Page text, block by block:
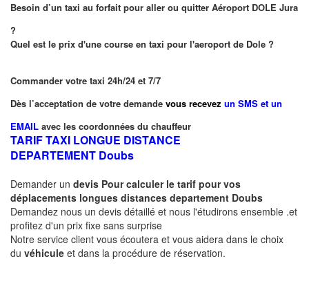
Besoin d’un taxi au forfait pour aller ou quitter Aéroport DOLE Jura
?
Quel est le prix d'une course en taxi pour l'aeroport de Dole ?
Commander votre taxi 24h/24 et 7/7
Dès l’acceptation de votre demande vous recevez un SMS et un
EMAIL avec les coordonnées du chauffeur
TARIF TAXI LONGUE DISTANCE
DEPARTEMENT Doubs
Demander un devis Pour calculer le tarif pour vos
déplacements longues distances departement Doubs
Demandez nous un devis détaillé et nous l'étudirons ensemble .et
profitez d'un prix fixe sans surprise
Notre service client vous écoutera et vous aidera dans le choix
du véhicule et dans la procédure de réservation.